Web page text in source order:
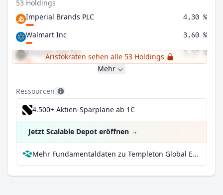
53 Holdings
Imperial Brands PLC
4,30 %
Walmart Inc 3,60 %
Amazon.com Inc 3,17 %
Aristokraten sehen alle 53 Holdings
Mehr
Ressourcen
4.500+ Aktien-Sparpläne ab 1€
Jetzt Scalable Depot eröffnen →
Mehr Fundamentaldaten zu Templeton Global Equity Income Fund A(Mdis)RMB-H1 bei Parqet